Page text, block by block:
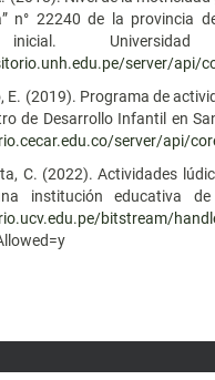
n° 22240 de la provincia
inicial.
server/api/
E. (2019). Programa de
de Desarrollo Infantil en
server/api/
C. (2022). Actividades
institución educativa
bitstream/